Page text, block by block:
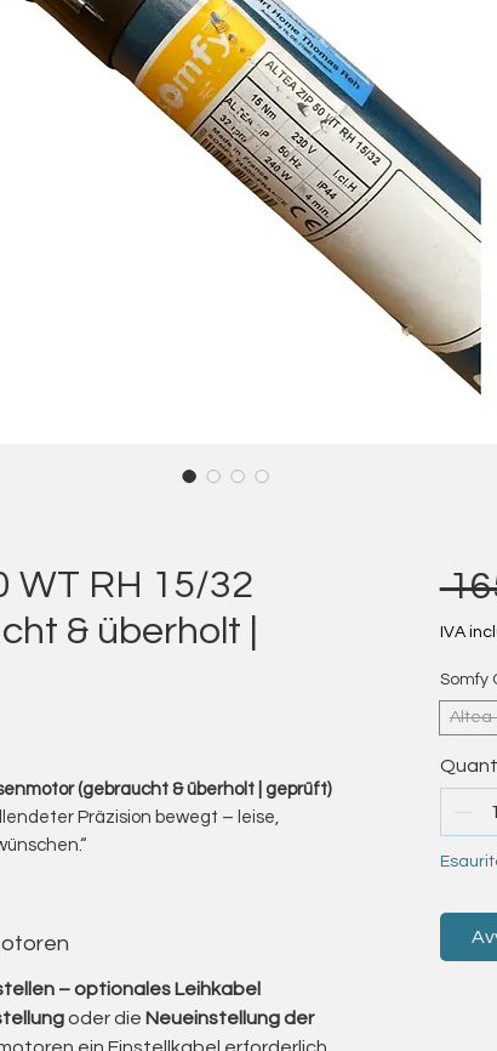
WT RH 15/32
& überholt |
è 5.0 su cinque stelle
(gebraucht & überholt | geprüft)
Präzision bewegt – leise,
optimal zu schließen.
Gewerbemarkise – diese Motoren
bis zu leistungsstarken 120 Nm,
und präzise bewegt werden können.
– optionales Leihkabel
oder die Neueinstellung der
ein Einstellkabel erforderlich
IVA
Somfy
Altea